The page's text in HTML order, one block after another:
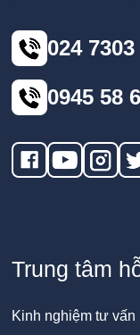
024
0945 58
Trung tâm
Kinh nghiệm tư vấn